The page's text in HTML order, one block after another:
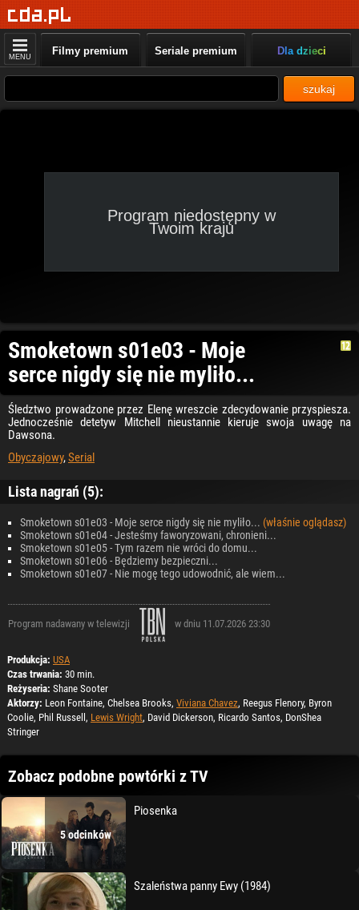
MENU Filmy premium Seriale premium Dla dzieci
szukaj
Program niedostępny w
Twoim kraju
Smoketown s01e03 - Moje
serce nigdy się nie myliło...
Śledztwo prowadzone przez Elenę wreszcie zdecydowanie przyspiesza.
Jednocześnie detetyw Mitchell nieustannie kieruje swoja uwagę na
Dawsona.
Obyczajowy,Serial
Lista nagrań (5):
Smoketown s01e03 - Moje serce nigdy się nie myliło... (właśnie oglądasz)
Smoketown s01e04 - Jesteśmy faworyzowani, chronieni...
Smoketown s01e05 - Tym razem nie wróci do domu...
Smoketown s01e06 - Będziemy bezpieczni...
Smoketown s01e07 - Nie mogę tego udowodnić, ale wiem...
Program nadawany w telewizji w dniu 11.07.2026 23:30
Produkcja: USA
Czas trwania: 30 min.
Reżyseria: Shane Sooter
Aktorzy: Leon Fontaine, Chelsea Brooks, Viviana Chavez, Reegus Flenory, Byron
Coolie, Phil Russell, Lewis Wright, David Dickerson, Ricardo Santos, DonShea
Stringer
Zobacz podobne powtórki z TV
5 odcinków
Piosenka
Szaleństwa panny Ewy (1984)